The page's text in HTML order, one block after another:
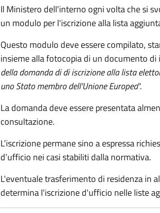
Il Ministero dell'interno ogni volta che si
un modulo per l'iscrizione alla lista
Questo modulo deve essere compilato,
insieme alla fotocopia di un documento
della domanda di di iscrizione alla lista
uno Stato membro dell'Unione Europea".
La domanda deve essere presentata
consultazione.
L’iscrizione permane sino a espressa
d’ufficio nei casi stabiliti dalla normativa.
L'eventuale trasferimento di residenza in
determina l'iscrizione d'ufficio nelle liste